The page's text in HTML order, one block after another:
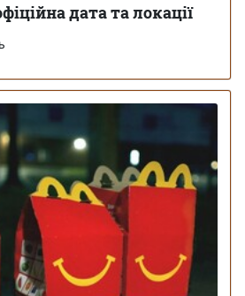
дата та локації